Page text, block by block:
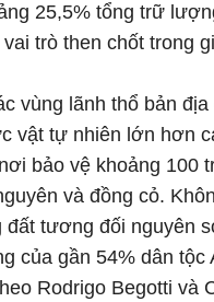
25,5% tổng trữ
trò then chốt trong
vùng lãnh thổ bản
vật tự nhiên lớn hơn
bảo vệ khoảng 100
và đồng cỏ.
đất tương đối nguyên
của gần 54% dân tộc
Rodrigo Begotti và